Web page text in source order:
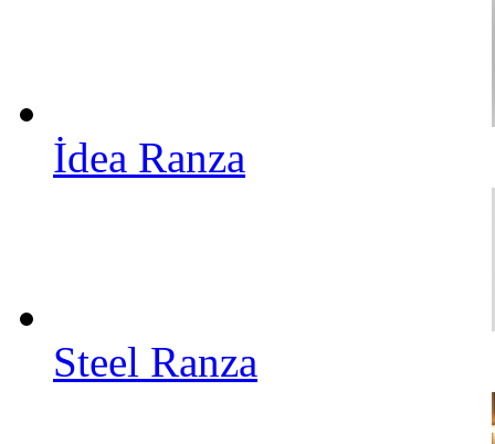
İdea Ranza
Steel Ranza